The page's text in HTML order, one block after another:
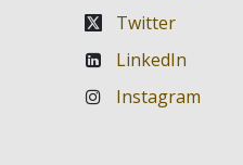
Twitter
LinkedIn
Instagram